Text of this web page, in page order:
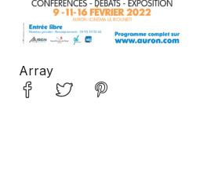
Array